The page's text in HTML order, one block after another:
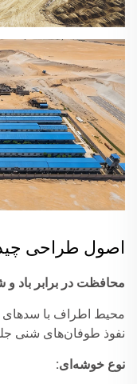
اصول طراحی
محافظت در برابر باد
محیط اطراف با سدهای
نفوذ طوفان‌های شنی
نوع خوشه‌ای: